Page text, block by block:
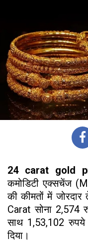
24 carat gold
कमोडिटी एक्सचेंज
की कीमतों में
Carat सोना 2,574
साथ 1,53,102 रुपये
दिया।